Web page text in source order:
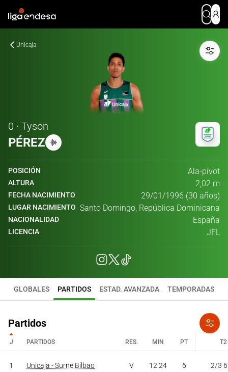
Unicaja
0 · Tyson
PÉREZ
POSICIÓN Ala-pívot
ALTURA 2,02 m
FECHA NACIMIENTO 29/01/1996 (30 años)
LUGAR NACIMIENTO Santo Domingo, República Dominicana
NACIONALIDAD España
LICENCIA JFL
GLOBALES PARTIDOS ESTAD. AVANZADA TEMPORADAS
Partidos
J PARTIDOS RES. MIN PT T2
1 Unicaja - Surne Bilbao V 12:24 6 2/3